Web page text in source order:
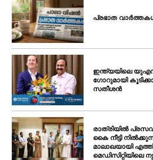
പ്രഭാത വാർത്തകൾ
ഇന്ത്യയിലെ
ഗോറുമായി
സതീശൻ
രാത്രിയിൽ
കൈ നീട്ടി
മാലാഖയായി
മെഡിസിറ്റിയിലെ